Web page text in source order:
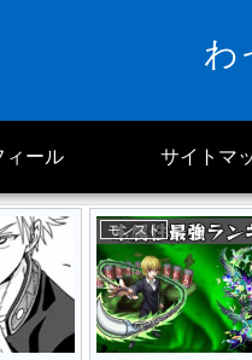
わ
ィール サイトマ
モンスト